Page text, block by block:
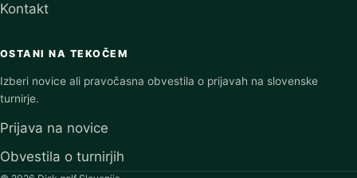
Kontakt
OSTANI NA TEKOČEM
Izberi novice ali pravočasna obvestila o prijavah na slovenske
turnirje.
Prijava na novice
Obvestila o turnirjih